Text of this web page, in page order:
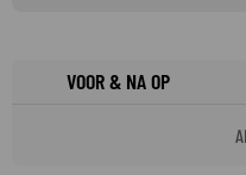
VOOR & NA OP